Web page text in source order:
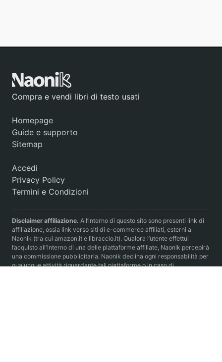
Compra e vendi libri di testo usati
Homepage
Guide e supporto
Sitemap
Accedi
Privacy Policy
Termini e Condizioni